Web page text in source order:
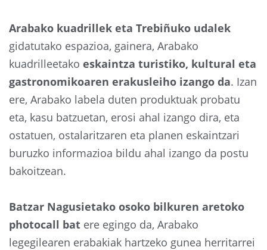
Arabako kuadrillek eta Trebiñuko udalek
gidatutako espazioa, gainera, Arabako
kuadrilleetako eskaintza turistiko, kultural eta
gastronomikoaren erakusleiho izango da. Izan
ere, Arabako labela duten produktuak probatu
eta, kasu batzuetan, erosi ahal izango dira, eta
ostatuen, ostalaritzaren eta planen eskaintzari
buruzko informazioa bildu ahal izango da postu
bakoitzean.
Batzar Nagusietako osoko bilkuren aretoko
photocall bat ere egingo da, Arabako
legegilearen erabakiak hartzeko gunea herritarrei